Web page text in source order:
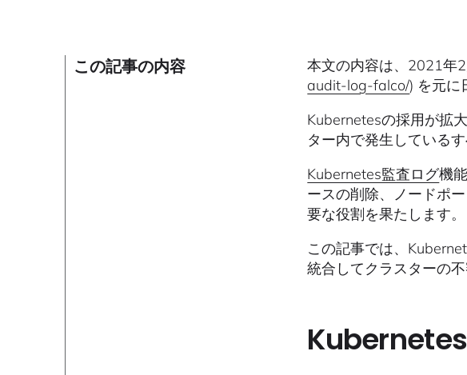
この記事の内容 本文の内容は、2021年
audit-log-falco/) を元に
Kubernetesの採用が拡大
ター内で発生している
Kubernetes監査ログ機
ースの削除、ノードポ
要な役割を果たします。
この記事では、
統合してクラスターの